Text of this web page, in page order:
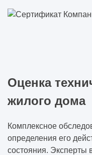
Оценка
жилого дома
Комплексное
определения его
состояния.